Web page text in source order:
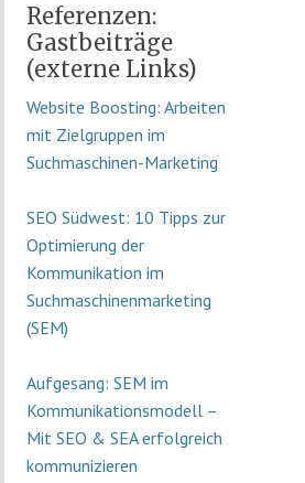
Referenzen:
Gastbeiträge
(externe Links)
Website Boosting: Arbeiten
mit Zielgruppen im
Suchmaschinen-Marketing
SEO Südwest: 10 Tipps zur
Optimierung der
Kommunikation im
Suchmaschinenmarketing
(SEM)
Aufgesang: SEM im
Kommunikationsmodell –
Mit SEO & SEA erfolgreich
kommunizieren